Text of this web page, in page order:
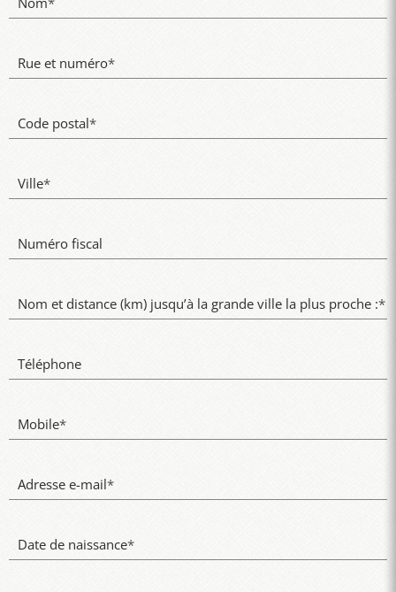
Rue et numéro*
Code postal*
Ville*
Numéro fiscal
Nom et distance (km) jusqu’à la grande ville la plus proche :*
Téléphone
Mobile*
Adresse e-mail*
Date de naissance*